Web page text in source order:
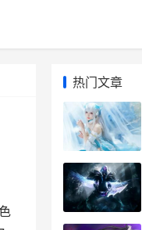
热门文章